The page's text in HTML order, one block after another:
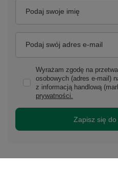
Podaj swoje imię
Podaj swój adres e-mail
Wyrażam zgodę na
osobowych (adres e-mail)
z informacją handlową
prywatności.
Zapisz się